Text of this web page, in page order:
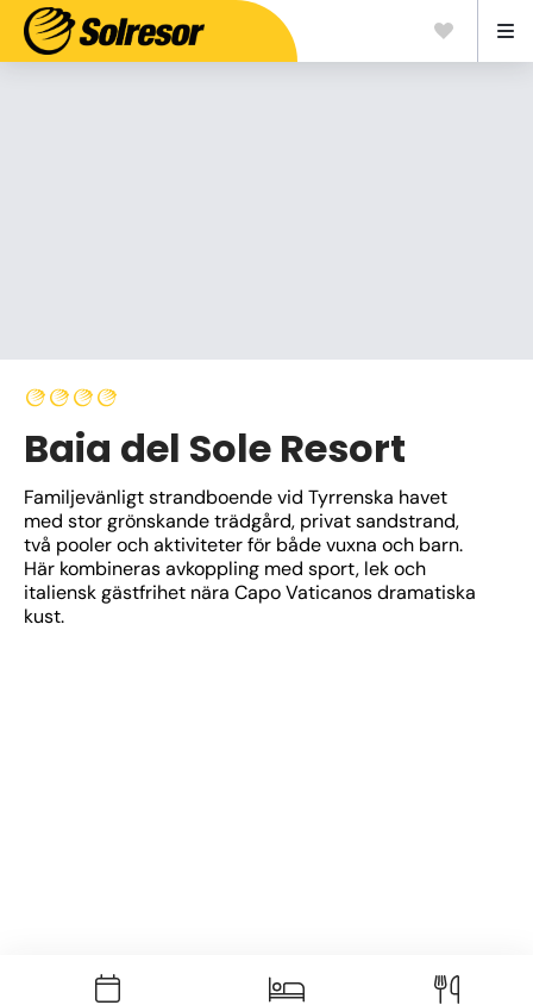
Baia del Sole Resort
Familjevänligt strandboende vid Tyrrenska havet
med stor grönskande trädgård, privat sandstrand,
två pooler och aktiviteter för både vuxna och barn.
Här kombineras avkoppling med sport, lek och
italiensk gästfrihet nära Capo Vaticanos dramatiska
kust.